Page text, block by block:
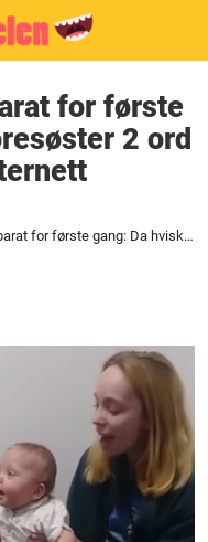
for første
2 ord
Baby tester høreapparat for første gang: Da hvisker storesøster 2 ord - reaksjonen gjør Internett forbløffet